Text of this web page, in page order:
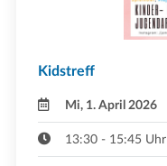
Kidstreff
Mi, 1. April 2026
13:30 - 15:45 Uhr